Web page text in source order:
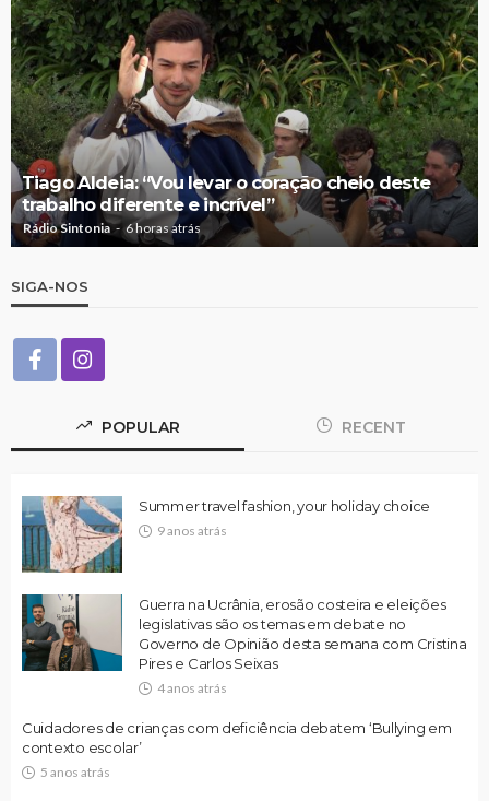
Tiago Aldeia: “Vou levar o coração cheio deste
trabalho diferente e incrível”
Rádio Sintonia 6 horas atrás
SIGA-NOS
POPULAR RECENT
Summer travel fashion, your holiday choice
9 anos atrás
Guerra na Ucrânia, erosão costeira e eleições
legislativas são os temas em debate no
Governo de Opinião desta semana com Cristina
Pires e Carlos Seixas
4 anos atrás
Cuidadores de crianças com deficiência debatem ‘Bullying em
contexto escolar’
5 anos atrás